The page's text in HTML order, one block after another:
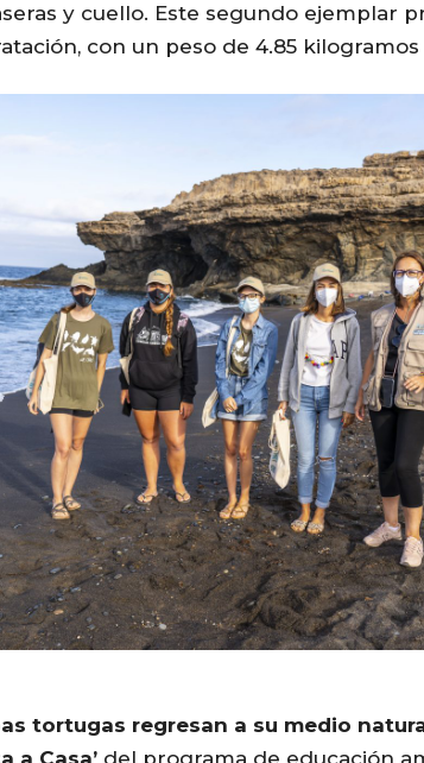
y cuello. Este segundo ejemplar
con un peso de 4.85
tortugas regresan a su medio